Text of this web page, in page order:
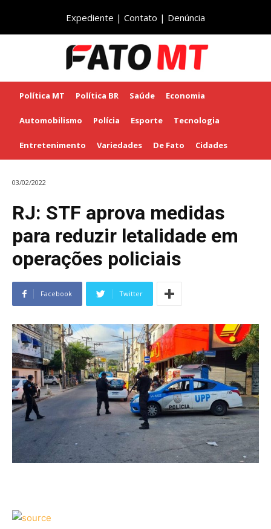
Expediente | Contato | Denúncia
Política MT Política BR Saúde Economia
Automobilismo Polícia Esporte Tecnologia
Entretenimento Variedades De Fato Cidades
03/02/2022
RJ: STF aprova medidas
para reduzir letalidade em
operações policiais
Facebook Twitter